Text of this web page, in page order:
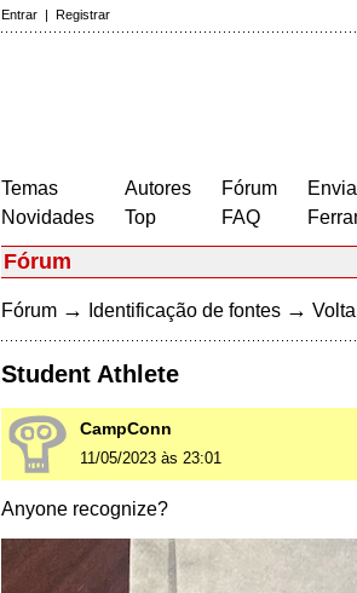
Entrar | Registrar
Temas
Novidades
Autores
Top
Fórum
FAQ
Fórum
Fórum → Identificação de fontes →
Student Athlete
CampConn
11/05/2023 às 23:01
Anyone recognize?